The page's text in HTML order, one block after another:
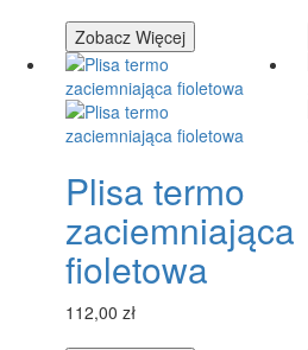
Zobacz Więcej
Plisa termo
zaciemniająca
fioletowa
112,00 zł